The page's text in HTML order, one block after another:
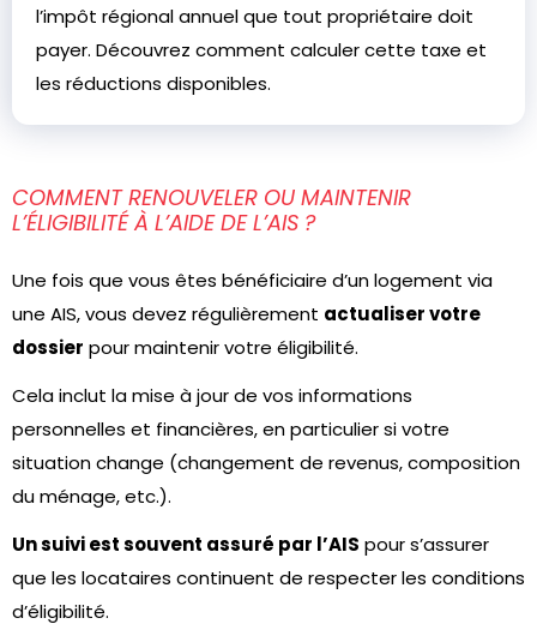
l’impôt régional annuel que tout propriétaire doit
payer. Découvrez comment calculer cette taxe et
les réductions disponibles.
COMMENT RENOUVELER OU MAINTENIR
L’ÉLIGIBILITÉ À L’AIDE DE L’AIS ?
Une fois que vous êtes bénéficiaire d’un logement via
une AIS, vous devez régulièrement actualiser votre
dossier pour maintenir votre éligibilité.
Cela inclut la mise à jour de vos informations
personnelles et financières, en particulier si votre
situation change (changement de revenus, composition
du ménage, etc.).
Un suivi est souvent assuré par l’AIS pour s’assurer
que les locataires continuent de respecter les conditions
d’éligibilité.